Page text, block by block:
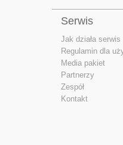
Serwis
Jak działa serwis
Regulamin dla
Media pakiet
Partnerzy
Zespół
Kontakt